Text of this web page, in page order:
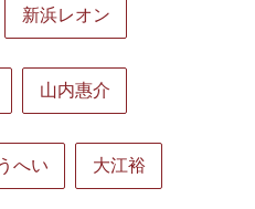
新浜レオン
山内惠介
へい 大江裕